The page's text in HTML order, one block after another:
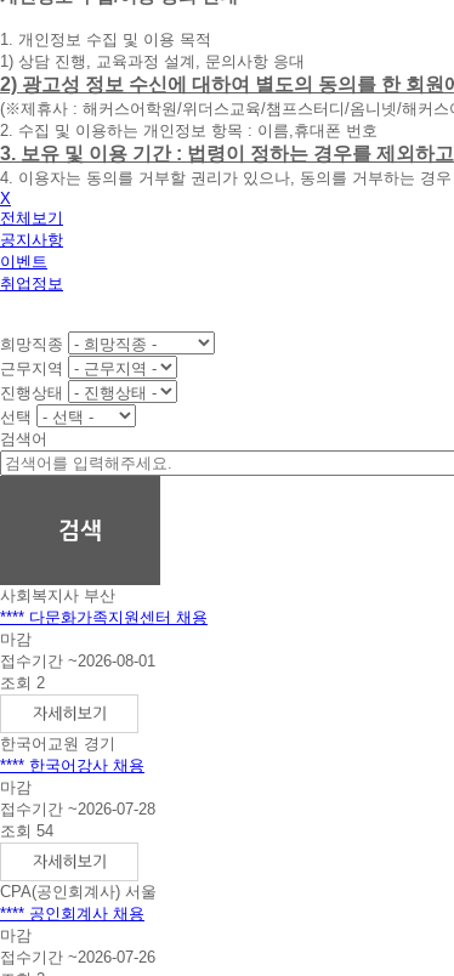
휴
대
폰
번
호
를
입
력
하
시
면
빠
간
내
에
전
화
드
1. 개인정보 수집 및 이용 목적
1) 상담 진행, 교육과정 설계, 문의사항 응대
2) 광고성 정보 수신에 대하여 별도의 동의를 한 회
(※제휴사 : 해커스어학원/위더스교육/챔프스터디/옴니넷/해커
2. 수집 및 이용하는 개인정보 항목 : 이름,휴대폰 번호
3. 보유 및 이용 기간 : 법령이 정하는 경우를 제외하
4. 이용자는 동의를 거부할 권리가 있으나, 동의를 거부하는 경
X
전체보기
공지사항
이벤트
취업정보
희망직종
근무지역
진행상태
선택
검색어
사회복지사 부산
**** 다문화가족지원센터 채용
마감
접수기간 ~2026-08-01
조회 2
한국어교원 경기
**** 한국어강사 채용
마감
접수기간 ~2026-07-28
조회 54
CPA(공인회계사) 서울
**** 공인회계사 채용
마감
접수기간 ~2026-07-26